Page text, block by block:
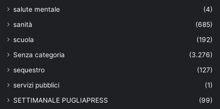
salute mentale
(4)
sanità
(685)
scuola
(192)
Senza categoria
(3.276)
sequestro
(127)
servizi pubblici
(1)
SETTIMANALE PUGLIAPRESS
(99)